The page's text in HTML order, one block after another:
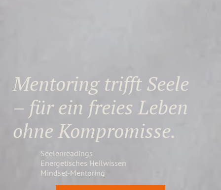
Seelenreadings
Energetisches Heilwissen
Mindset-Mentoring
Mentoring trifft Seele
– für ein freies Leben
ohne Kompromisse.